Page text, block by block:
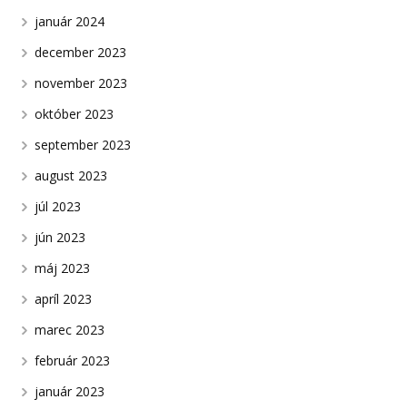
január 2024
december 2023
november 2023
október 2023
september 2023
august 2023
júl 2023
jún 2023
máj 2023
apríl 2023
marec 2023
február 2023
január 2023